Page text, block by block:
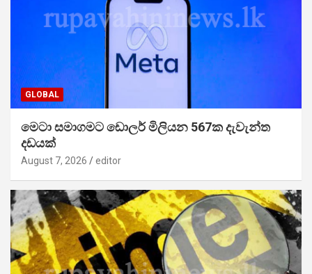
GLOBAL
මෙටා සමාගමට ඩොලර් මිලියන 567ක දැවැන්ත
දඩයක්
August 7, 2026 editor